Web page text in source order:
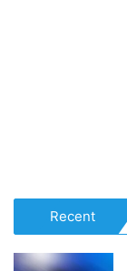
Recent